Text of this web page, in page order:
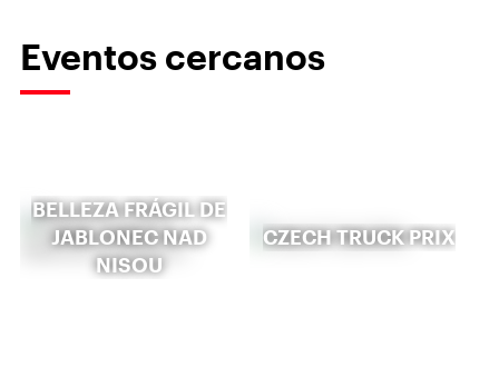
Eventos cercanos
BELLEZA FRÁGIL DE
JABLONEC NAD
NISOU
CZECH TRUCK PRIX